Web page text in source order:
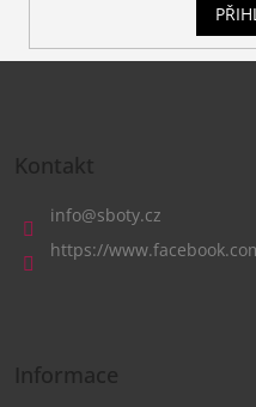
Kontakt
info@sboty.cz
https://
Informace